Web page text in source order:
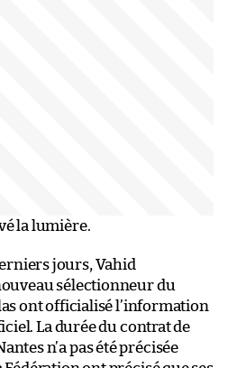
la lumière.
jours, Vahid
sélectionneur du
ont officialisé l’information
La durée du contrat de
n’a pas été précisée